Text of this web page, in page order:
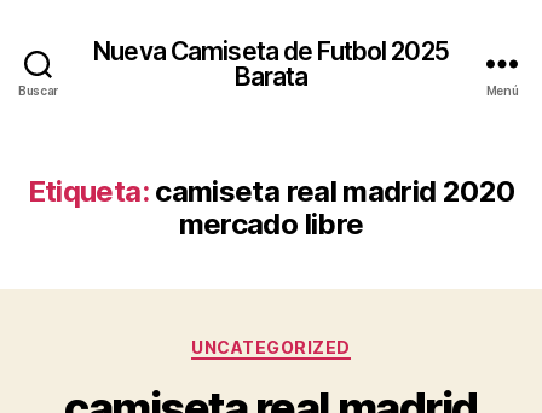
Buscar
Nueva Camiseta de Futbol 2025
Barata
Menú
Etiqueta: camiseta real madrid 2020
mercado libre
Categorías
UNCATEGORIZED